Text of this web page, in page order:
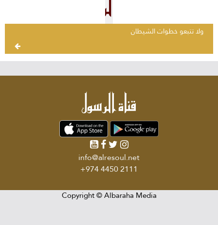
ولا تتبعو خطوات الشيطان
info@alresoul.net
+974 4450 2111
Copyright ©Albaraha Media